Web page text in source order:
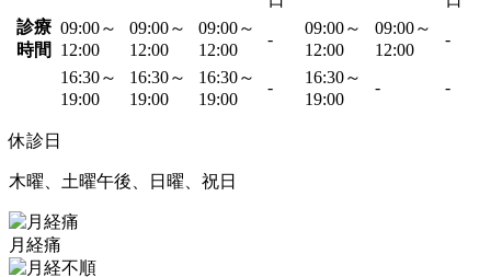
診療
時間
09:00～
12:00
09:00～
12:00
09:00～
12:00
-
09:00～
12:00
09:00～
12:00
-
16:30～
19:00
16:30～
19:00
16:30～
19:00
-
16:30～
19:00
- -
休診日
木曜、土曜午後、日曜、祝日
月経痛